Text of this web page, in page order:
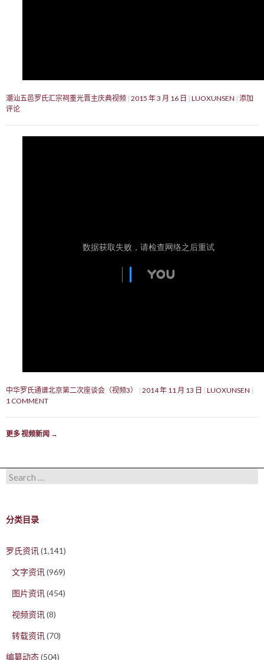
潮汕五邑罗氏汇宗祠重光晋主庆典视频 2015 年 3 月 16 日 LUOXUNSEN 添加
评论
中华罗氏通谱北京第二次座谈会（视频3） 2014 年 11 月 13 日
LUOXUNSEN
1 COMMENT
更多 视频新闻 →
Search for:
分类目录
罗氏资讯(1,141)
文字资讯(969)
图片资讯(454)
视频资讯(8)
转载资讯(70)
编纂动态(504)